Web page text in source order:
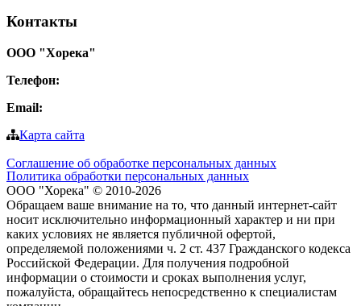
Контакты
ООО "Хорека"
Телефон:
Email:
Карта сайта
Соглашение об обработке персональных данных
Политика обработки персональных данных
ООО "Хорека" © 2010-2026
Обращаем ваше внимание на то, что данный интернет-сайт
носит исключительно информационный характер и ни при
каких условиях не является публичной офертой,
определяемой положениями ч. 2 ст. 437 Гражданского кодекса
Российской Федерации. Для получения подробной
информации о стоимости и сроках выполнения услуг,
пожалуйста, обращайтесь непосредственно к специалистам